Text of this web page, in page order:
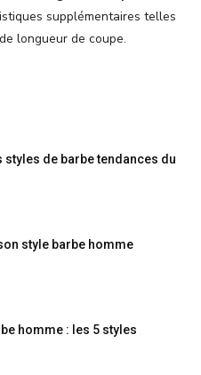
supplémentaires telles
longueur de coupe.
styles de barbe tendances du
style barbe homme
homme : les 5 styles